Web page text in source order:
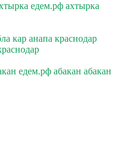
едем.рф ахтырка
кар анапа краснодар
едем.рф абакан абакан